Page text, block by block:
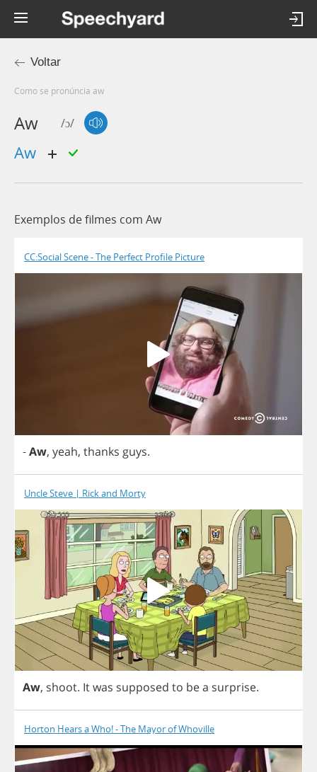
Voltar
Como se pronúncia aw
Aw /ɔ/
aw
Exemplos de filmes com Aw
CC:Social Scene - The Perfect Profile Picture
-Aw, yeah, thanks guys.
Uncle Steve | Rick and Morty
Aw, shoot. Itwas supposed to bea surprise.
Horton Hears a Who! - The Mayor of Whoville